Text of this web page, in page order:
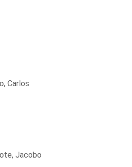
Carlos
Jacobo